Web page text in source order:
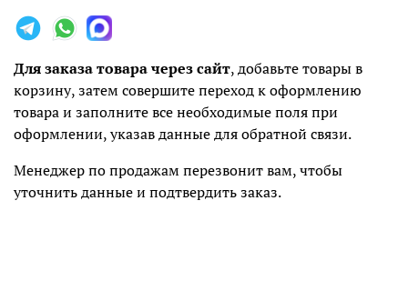
Для заказа товара через сайт, добавьте товары в
корзину, затем совершите переход к оформлению
товара и заполните все необходимые поля при
оформлении, указав данные для обратной связи.
Менеджер по продажам перезвонит вам, чтобы
уточнить данные и подтвердить заказ.